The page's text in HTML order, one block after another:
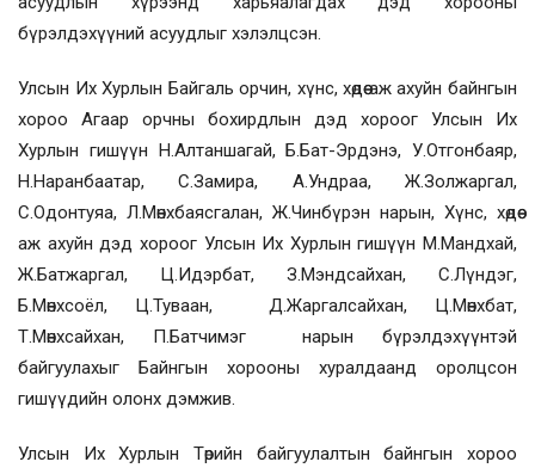
бүрэлдэхүүний асуудлыг хэлэлцсэн.
Улсын Их Хурлын Байгаль орчин, хүнс, хөдөө аж ахуйн байнгын
хороо Агаар орчны бохирдлын дэд хороог Улсын Их
Хурлын гишүүн Н.Алтаншагай, Б.Бат-Эрдэнэ, У.Отгонбаяр,
Н.Наранбаатар, С.Замира, А.Ундраа, Ж.Золжаргал,
С.Одонтуяа, Л.Мөнхбаясгалан, Ж.Чинбүрэн нарын, Хүнс, хөдөө
аж ахуйн дэд хороог Улсын Их Хурлын гишүүн М.Мандхай,
Ж.Батжаргал, Ц.Идэрбат, З.Мэндсайхан, С.Лүндэг,
Б.Мөнхсоёл, Ц.Туваан, Д.Жаргалсайхан, Ц.Мөнхбат,
Т.Мөнхсайхан, П.Батчимэг нарын бүрэлдэхүүнтэй
байгуулахыг Байнгын хорооны хуралдаанд оролцсон
гишүүдийн олонх дэмжив.
Улсын Их Хурлын Төрийн байгуулалтын байнгын хороо